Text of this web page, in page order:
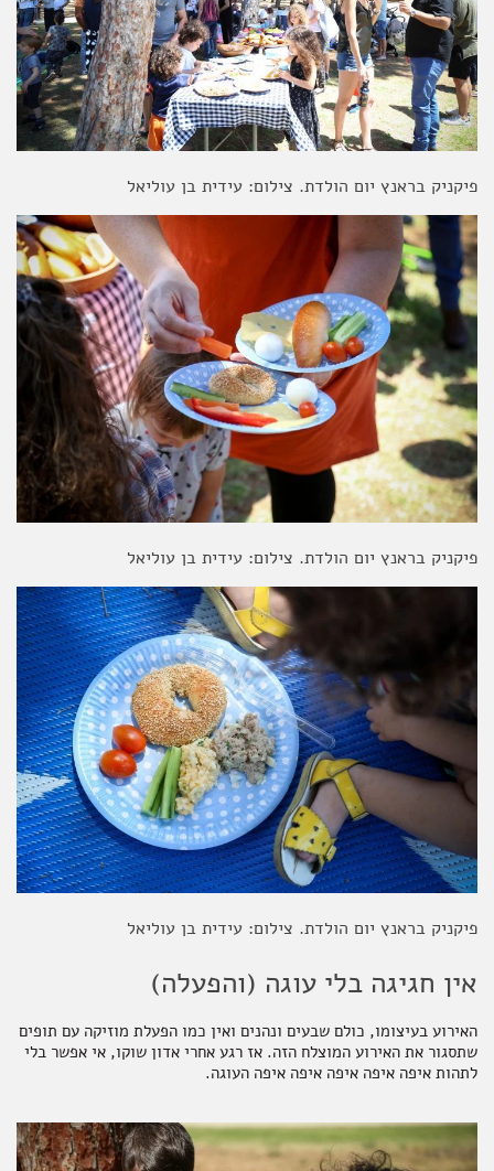
פיקניק בראנץ יום הולדת. צילום: עידית בן עוליאל
פיקניק בראנץ יום הולדת. צילום: עידית בן עוליאל
פיקניק בראנץ יום הולדת. צילום: עידית בן עוליאל
אין חגיגה בלי עוגה (והפעלה)
האירוע בעיצומו, כולם שבעים ונהנים ואין כמו הפעלת מוזיקה עם תופים
שתסגור את האירוע המוצלח הזה. אז רגע אחרי אדון שוקו, אי אפשר בלי
לתהות איפה איפה איפה איפה איפה העוגה.